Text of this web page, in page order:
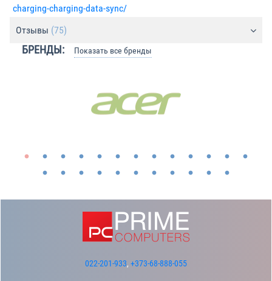
charging-charging-data-sync/
Отзывы (75)
БРЕНДЫ: Показать все бренды
022-201-933, +373-68-888-055